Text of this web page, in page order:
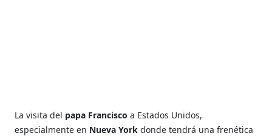
La visita del papa Franciscoa Estados Unidos,
especialmente en Nueva York donde tendrá una frenética